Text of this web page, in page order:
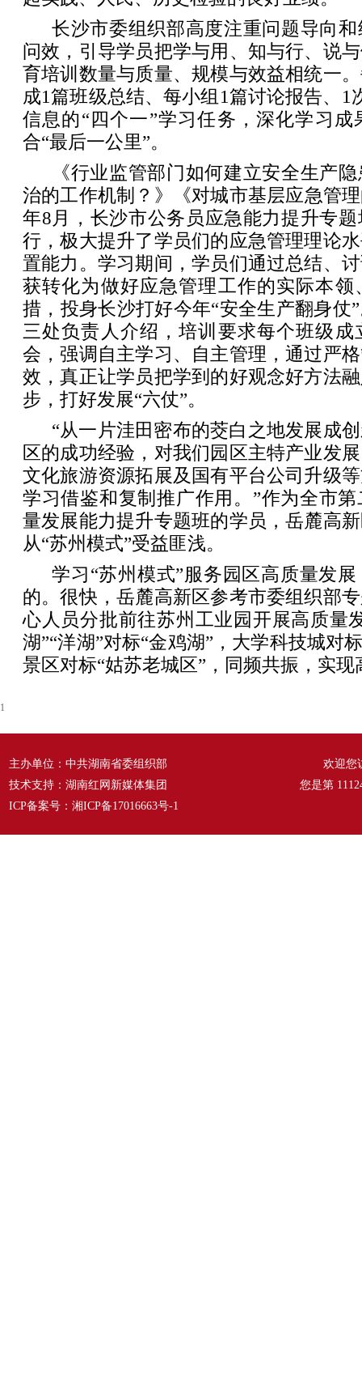
长沙市委组织部高度注重问题导向
问效，引导学员把学与用、知与行、说
育培训数量与质量、规模与效益相统一
成1篇班级总结、每小组1篇讨论报告、1
信息的“四个一”学习任务，深化学习
合“最后一公里”。
《行业监管部门如何建立安全生产
治的工作机制？》《对城市基层应急管
年8月，长沙市公务员应急能力提升专
行，极大提升了学员们的应急管理理论
置能力。学习期间，学员们通过总结、
获转化为做好应急管理工作的实际本领
措，投身长沙打好今年“安全生产翻身仗
三处负责人介绍，培训要求每个班级
会，强调自主学习、自主管理，通过严
效，真正让学员把学到的好观念好方法
步，打好发展“六仗”。
“从一片洼田密布的茭白之地发展成
区的成功经验，对我们园区主特产业发
文化旅游资源拓展及国有平台公司升级
学习借鉴和复制推广作用。”作为全市
量发展能力提升专题班的学员，岳麓高
从“苏州模式”受益匪浅。
学习“苏州模式”服务园区高质量发
的。很快，岳麓高新区参考市委组织部
心人员分批前往苏州工业园开展高质量
湖”“洋湖”对标“金鸡湖”，大学科技城对
景区对标“姑苏老城区”，同频共振，实
1
主办单位：中共湖南省委组织部
技术支持：湖南红网新媒体集团
ICP备案号： 湘ICP备17016663号-1
欢迎您
您是第